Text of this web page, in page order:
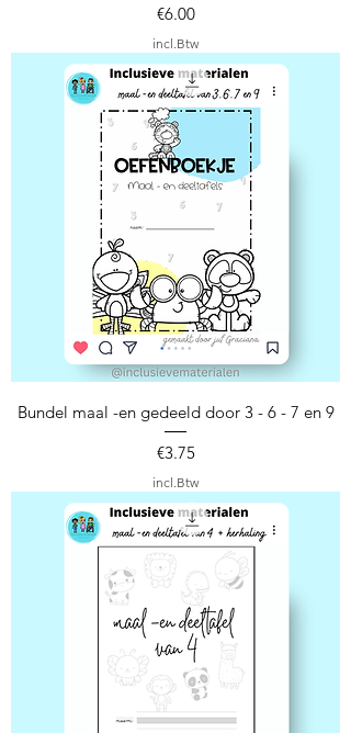
Prijs
€6.00
incl.Btw
Bundel maal -en gedeeld door 3 - 6 - 7 en 9
Prijs
€3.75
incl.Btw